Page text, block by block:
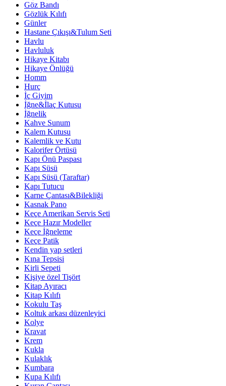
Göz Bandı
Gözlük Kılıfı
Günler
Hastane Çıkışı&Tulum Seti
Havlu
Havluluk
Hikaye Kitabı
Hikaye Önlüğü
Homm
Hurç
İç Giyim
İğne&İlaç Kutusu
İğnelik
Kahve Sunum
Kalem Kutusu
Kalemlik ve Kutu
Kalorifer Örtüsü
Kapı Önü Paspası
Kapı Süsü
Kapı Süsü (Taraftar)
Kapı Tutucu
Karne Çantası&Bilekliği
Kasnak Pano
Keçe Amerikan Servis Seti
Keçe Hazır Modeller
Keçe İğneleme
Keçe Patik
Kendin yap setleri
Kına Tepsisi
Kirli Sepeti
Kişiye özel Tişört
Kitap Ayıracı
Kitap Kılıfı
Kokulu Taş
Koltuk arkası düzenleyici
Kolye
Kravat
Krem
Kukla
Kulaklık
Kumbara
Kupa Kılıfı